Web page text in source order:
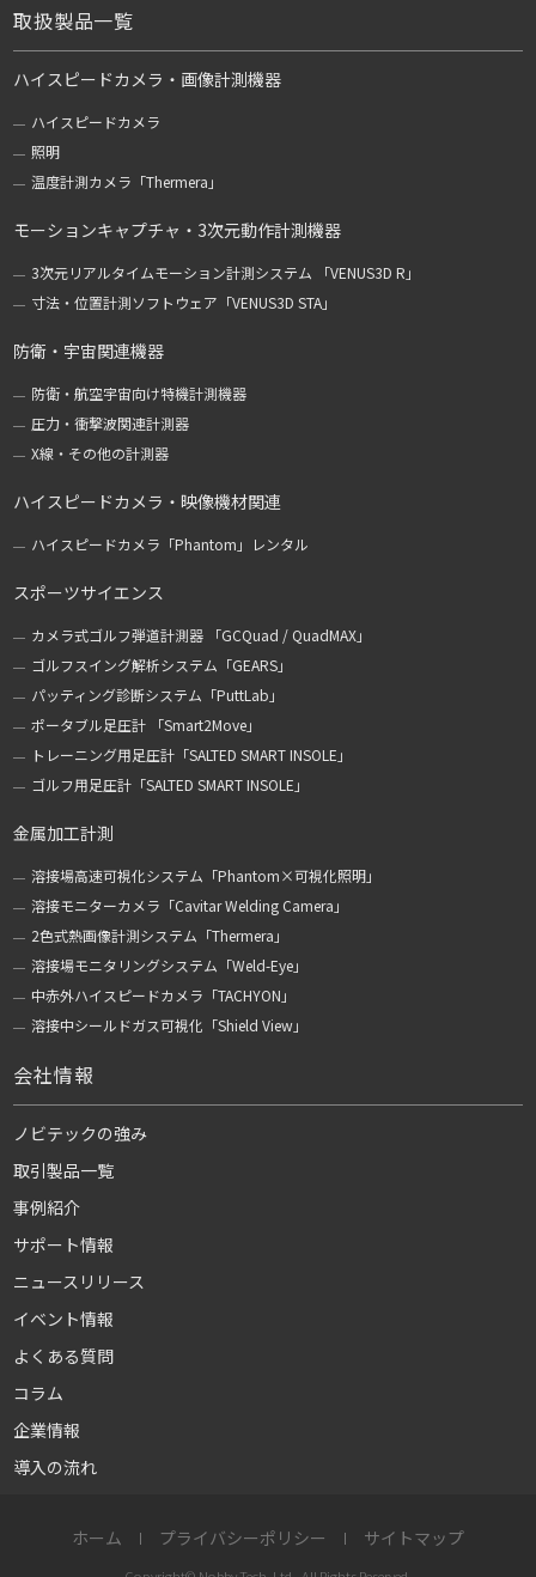
取扱製品一覧
ハイスピードカメラ・画像計測機器
ハイスピードカメラ
照明
温度計測カメラ「Thermera」
モーションキャプチャ・3次元動作計測機器
3次元リアルタイムモーション計測システム 「VENUS3D R」
寸法・位置計測ソフトウェア「VENUS3D STA」
防衛・宇宙関連機器
防衛・航空宇宙向け特機計測機器
圧力・衝撃波関連計測器
X線・その他の計測器
ハイスピードカメラ・映像機材関連
ハイスピードカメラ「Phantom」レンタル
スポーツサイエンス
カメラ式ゴルフ弾道計測器 「GCQuad / QuadMAX」
ゴルフスイング解析システム「GEARS」
パッティング診断システム「PuttLab」
ポータブル足圧計 「Smart2Move」
トレーニング用足圧計「SALTED SMART INSOLE」
ゴルフ用足圧計「SALTED SMART INSOLE」
金属加工計測
溶接場高速可視化システム「Phantom×可視化照明」
溶接モニターカメラ「Cavitar Welding Camera」
2色式熱画像計測システム「Thermera」
溶接場モニタリングシステム「Weld-Eye」
中赤外ハイスピードカメラ「TACHYON」
溶接中シールドガス可視化「Shield View」
会社情報
ノビテックの強み
取引製品一覧
事例紹介
サポート情報
ニュースリリース
イベント情報
よくある質問
コラム
企業情報
導入の流れ
ホーム プライバシーポリシー サイトマップ